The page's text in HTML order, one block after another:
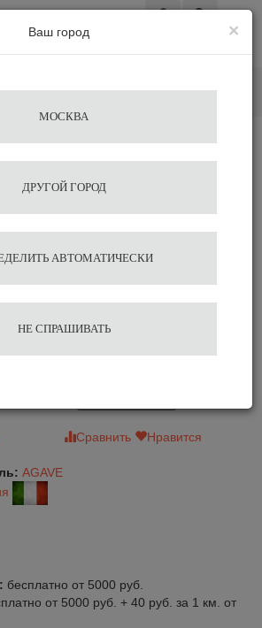
Preto Wood
Сравнить
Нравится
AGAVE
бесплатно от 5000 руб.
от 5000 руб. + 40 руб. за 1 км. от
×
Ваш город
МОСКВА
ДРУГОЙ ГОРОД
АВТОМАТИЧЕСКИ
НЕ СПРАШИВАТЬ